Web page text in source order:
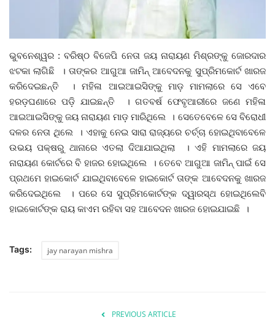
ପ୍ରଶାସନ ଖବର
ଜିଲ୍ଲା
ଆପଣଙ୍କ କଲମରୁ
ମହାନଗର
ଅପରାଧ
ଖେଳ ଖବର
ବିଶେଷ
ଭୁବନେଶ୍ୱର : ବରିଷ୍ଠ ବିଜେପି ନେତା ଜୟ ନାରାୟଣ ମିଶ୍ରଙ୍କୁ ଜୋରଦାର
ଝଟକା ଲାଗିଛି । ତାଙ୍କର ଆଗୁଆ ଜାମିନ୍ ଆବେଦନକୁ ସୁପ୍ରିମକୋର୍ଟ ଖାରଜ
କରିଦେଇଛନ୍ତି । ମହିଳା ଆଇଆଇସିଙ୍କୁ ମାଡ଼ ମାମଲାରେ ସେ ଏବେ
ହରଡ଼ଘଣାରେ ପଡ଼ି ଯାଇଛନ୍ତି । ଗତବର୍ଷ ଫେବୃଆରୀରେ ଜଣେ ମହିଳା
ଆଇଆଇସିଙ୍କୁ ଜୟ ନାରାୟଣ ମାଡ଼ ମାରିଥିଲେ । ସେତେବେଳେ ସେ ବିରୋଧୀ
ଦଳର ନେତା ଥିଲେ । ଏହାକୁ ନେଇ ସାରା ରାଜ୍ୟରେ ଚର୍ଚ୍ଚା ହୋଇଥିବାବେଳେ
ଉଭୟ ପକ୍ଷରୁ ଥାନାରେ ଏତଲା ଦିଆଯାଇଥିଲା । ଏହି ମାମଲାରେ ଜୟ
ନାରାୟଣ କୋର୍ଟରେ ବି ହାଜର ହୋଇଥିଲେ । ତେବେ ଆଗୁଆ ଜାମିନ୍ ପାଇଁ ସେ
ପ୍ରଥମେ ହାଇକୋର୍ଟ ଯାଇଥିବାବେଳେ ହାଇକୋର୍ଟ ତାଙ୍କ ଆବେଦନକୁ ଖାରଜ
କରିଦେଇଥିଲେ । ପରେ ସେ ସୁପ୍ରିମକୋର୍ଟଙ୍କ ଦ୍ୱାରସ୍ଥ ହୋଇଥିଲେବି
ହାଇକୋର୍ଟଙ୍କ ରାୟ କାଏମ ରହିବା ସହ ଆବେଦନ ଖାରଜ ହୋଇଯାଇଛି ।
Tags: jay narayan mishra
PREVIOUS ARTICLE